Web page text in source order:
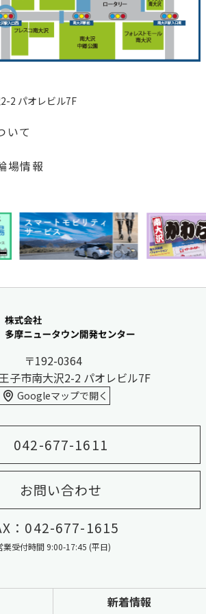
2 パオレビル7F
いて
場情報
〒192-0364
子市南大沢2-2 パオレビル7F
Googleマップで開く
042-677-1611
お問い合わせ
：042-677-1615
業受付時間 9:00-17:45 (平日)
新着情報